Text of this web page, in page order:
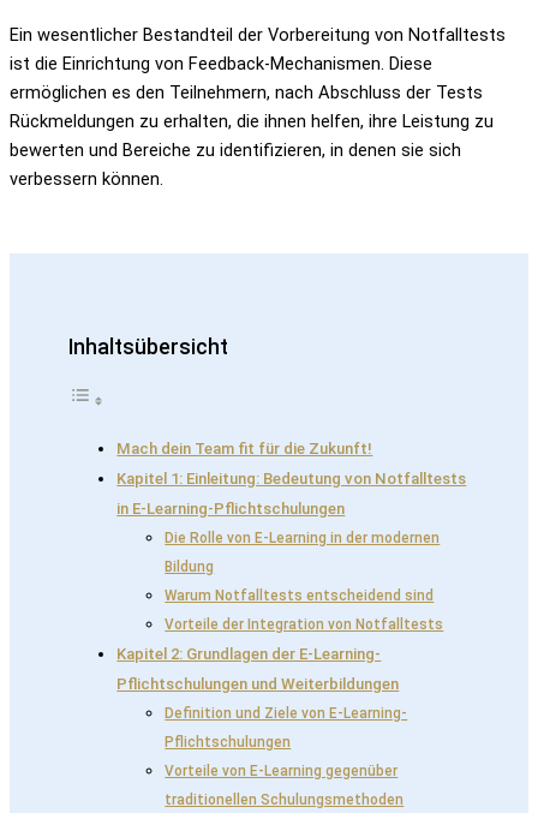
Ein wesentlicher Bestandteil der Vorbereitung von Notfalltests
ist die Einrichtung von Feedback-Mechanismen. Diese
ermöglichen es den Teilnehmern, nach Abschluss der Tests
Rückmeldungen zu erhalten, die ihnen helfen, ihre Leistung zu
bewerten und Bereiche zu identifizieren, in denen sie sich
verbessern können.
Inhaltsübersicht
Mach dein Team fit für die Zukunft!
Kapitel 1: Einleitung: Bedeutung von Notfalltests
in E-Learning-Pflichtschulungen
Die Rolle von E-Learning in der modernen
Bildung
Warum Notfalltests entscheidend sind
Vorteile der Integration von Notfalltests
Kapitel 2: Grundlagen der E-Learning-
Pflichtschulungen und Weiterbildungen
Definition und Ziele von E-Learning-
Pflichtschulungen
Vorteile von E-Learning gegenüber
traditionellen Schulungsmethoden